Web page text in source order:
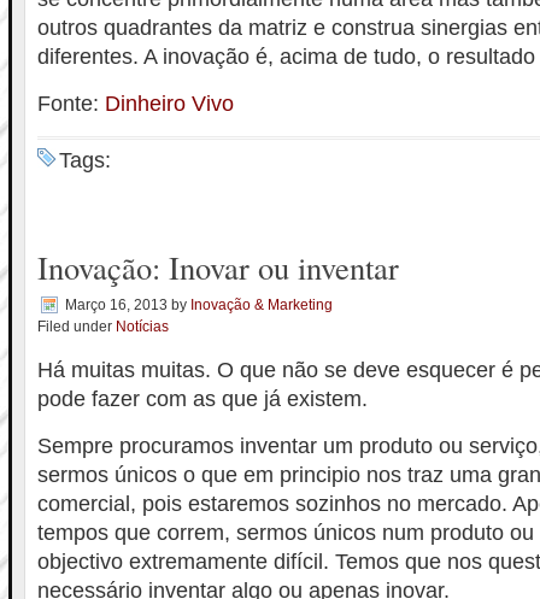
outros quadrantes da matriz e construa sinergias
diferentes. A inovação é, acima de tudo, o
Fonte: Dinheiro Vivo
Tags:
Inovação: Inovar ou inventar
Março 16, 2013 by Inovação & Marketing
Filed under Notícias
Há muitas muitas. O que não se deve esquecer é
pode fazer com as que já existem.
Sempre procuramos inventar um produto ou
sermos únicos o que em principio nos traz uma
comercial, pois estaremos sozinhos no mercado.
tempos que correm, sermos únicos num produto
objectivo extremamente difícil. Temos que nos
necessário inventar algo ou apenas inovar.